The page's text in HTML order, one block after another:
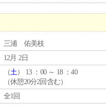
三浦 佑美枝
12月 2日
（土） 13 ：00 ～ 18 ：40
（休憩20分2回含む）
全1回